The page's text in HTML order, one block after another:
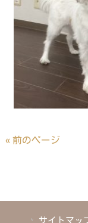
« 前のページ
サイトマッ